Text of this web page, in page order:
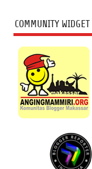
COMMUNITY WIDGET